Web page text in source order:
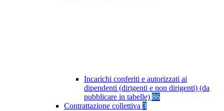
Incarichi conferiti e autorizzati ai
dipendenti (dirigenti e non dirigenti) (da
pubblicare in tabelle) 86
Contrattazione collettiva 3